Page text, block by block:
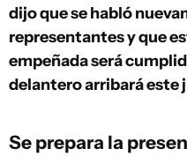
dijo que se habló
representantes y que
empeñada será
delantero arribará este
Se prepara la